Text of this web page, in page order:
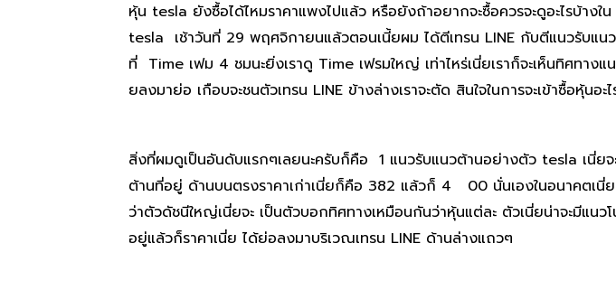
หุ้น tesla ยังซื้อได้ไหมราคาแพงไปแล้ว หรือยังถ้าอยากจะซื้อควรจะดูอะไรบ้า
tesla เช้าวันที่ 29 พฤศจิกายนแล้วตอนเนี้ยผม ได้ตีเทรน LINE กับตีแนวรับแ
ที่ Time เฟม 4 ชมนะยิ่งเราดู Time เฟรมใหญ่ เท่าไหร่เนี่ยเราก็จะเห็นทิศทางแ
ยลงมาย่อ เกือบจะชนตัวเทรน LINE ข้างล่างเราจะตัด สินใจในการจะเข้าซื้อหุ้นอะ
สิ่งที่ผมดูเป็นอันดับแรกๆเลยนะครับก็คือ 1 แนวรับแนวต้านอย่างตัว tesla เนี่
ต้านที่อยู่ ด้านบนตรงราคาเก่าเนี่ยก็คือ 382 แล้วก็ 4 00 นั่นเองในอนาคตเนี่
ว่าตัวดัชนีใหญ่เนี่ยจะ เป็นตัวบอกทิศทางเหมือนกันว่าหุ้นแต่ละ ตัวเนี่ยน่าจะมีแนว
อยู่แล้วก็ราคาเนี่ย ได้ย่อลงมาบริเวณเทรน LINE ด้านล่างแถวๆ